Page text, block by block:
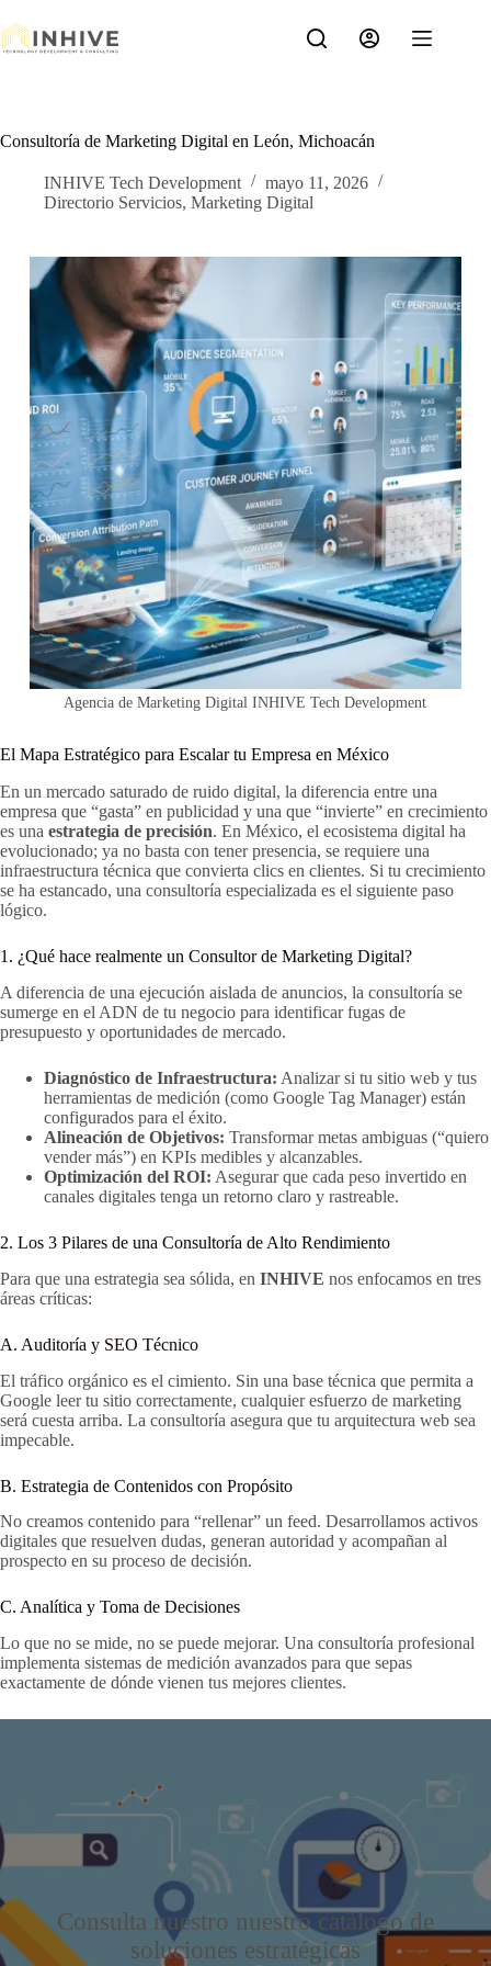
al
contenido
Consultoría de Marketing Digital en León, Michoacán
INHIVE Tech Development
mayo 11, 2026
Directorio Servicios, Marketing Digital
Agencia de Marketing Digital INHIVE Tech Development
El Mapa Estratégico para Escalar tu Empresa en México
En un mercado saturado de ruido digital, la diferencia entre una
empresa que “gasta” en publicidad y una que “invierte” en crecimiento
es una estrategia de precisión. En México, el ecosistema digital ha
evolucionado; ya no basta con tener presencia, se requiere una
infraestructura técnica que convierta clics en clientes. Si tu crecimiento
se ha estancado, una consultoría especializada es el siguiente paso
lógico.
1. ¿Qué hace realmente un Consultor de Marketing Digital?
A diferencia de una ejecución aislada de anuncios, la consultoría se
sumerge en el ADN de tu negocio para identificar fugas de
presupuesto y oportunidades de mercado.
Diagnóstico de Infraestructura: Analizar si tu sitio web y tus
herramientas de medición (como Google Tag Manager) están
configurados para el éxito.
Alineación de Objetivos: Transformar metas ambiguas (“quiero
vender más”) en KPIs medibles y alcanzables.
Optimización del ROI: Asegurar que cada peso invertido en
canales digitales tenga un retorno claro y rastreable.
2. Los 3 Pilares de una Consultoría de Alto Rendimiento
Para que una estrategia sea sólida, en INHIVE nos enfocamos en tres
áreas críticas:
A. Auditoría y SEO Técnico
El tráfico orgánico es el cimiento. Sin una base técnica que permita a
Google leer tu sitio correctamente, cualquier esfuerzo de marketing
será cuesta arriba. La consultoría asegura que tu arquitectura web sea
impecable.
B. Estrategia de Contenidos con Propósito
No creamos contenido para “rellenar” un feed. Desarrollamos activos
digitales que resuelven dudas, generan autoridad y acompañan al
prospecto en su proceso de decisión.
C. Analítica y Toma de Decisiones
Lo que no se mide, no se puede mejorar. Una consultoría profesional
implementa sistemas de medición avanzados para que sepas
exactamente de dónde vienen tus mejores clientes.
Consulta nuestro nuestro catálogo de
soluciones estratégicas